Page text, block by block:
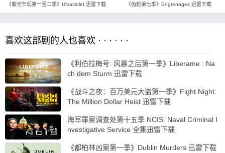
《紫光乍现第一至二季》Ultraviolet 迅雷下载
《齿轮第七季》Engrenages 迅雷下载
喜欢这部剧的人也喜欢 · · · · · ·
《利伯拉梅号: 风暴之后第一季》Liberame : Na
ch dem Sturm 迅雷下载
《战斗之夜：百万美元大盗第一季》Fight Night:
The Million Dollar Heist 迅雷下载
海军罪案调查处第十五季 NCIS: Naval Criminal I
nvestigative Service 全集迅雷下载
《都柏林凶案第一季》Dublin Murders 迅雷下载